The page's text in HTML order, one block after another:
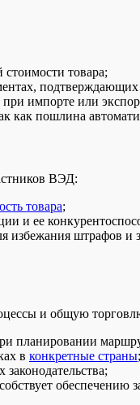
товара;
импорте или
как пошлина
ВЭД:
товара;
и ее
избежания штрафов и
и общую
планировании
в конкретные страны;